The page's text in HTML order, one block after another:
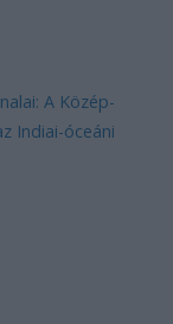
A Közép-
Indiai-óceáni